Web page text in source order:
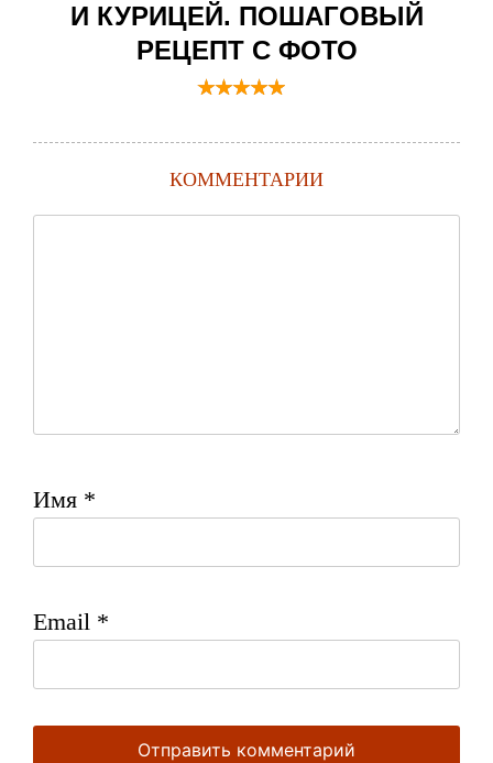
И КУРИЦЕЙ. ПОШАГОВЫЙ
РЕЦЕПТ С ФОТО
КОММЕНТАРИИ
Имя *
Email *